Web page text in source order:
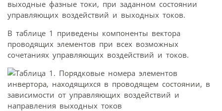
выходные фазные токи, при заданном состоянии
управляющих воздействий и выходных токов.
В таблице 1 приведены компоненты вектора
проводящих элементов при всех возможных
сочетаниях управляющих воздействий и токов.